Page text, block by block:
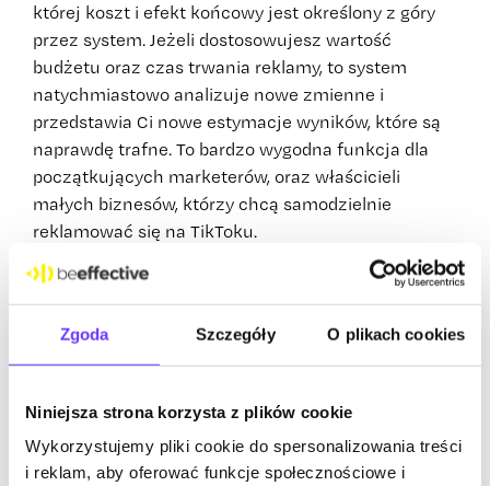
Zgoda Szczegóły O plikach cookies
Niniejsza strona korzysta z plików cookie
Wykorzystujemy pliki cookie do spersonalizowania treści
i reklam, aby oferować funkcje społecznościowe i
której koszt i efekt końcowy jest określony z góry
przez system. Jeżeli dostosowujesz wartość
budżetu oraz czas trwania reklamy, to system
natychmiastowo analizuje nowe zmienne i
przedstawia Ci nowe estymacje wyników, które są
naprawdę trafne. To bardzo wygodna funkcja dla
początkujących marketerów, oraz właścicieli
małych biznesów, którzy chcą samodzielnie
reklamować się na TikToku.
Skalowanie działań reklamowych
na TikToku
korzystać z TikTok Ads Manager. Dzięki niemu
zyskujesz dostęp do zaawansowanych funkcji i
ustawień kampanii reklamowych takich jak wybór